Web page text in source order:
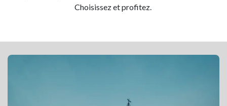
Choisissez et profitez.